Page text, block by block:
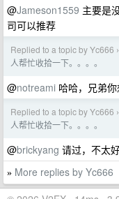
@Jameson1559 主要是
司可以推荐
Replied to a topic by Yc666 ›
人帮忙收拾一下。。。。
@notreami 哈哈，兄弟
Replied to a topic by Yc666 ›
人帮忙收拾一下。。。。
@brickyang 请过，不太
» More replies by Yc666